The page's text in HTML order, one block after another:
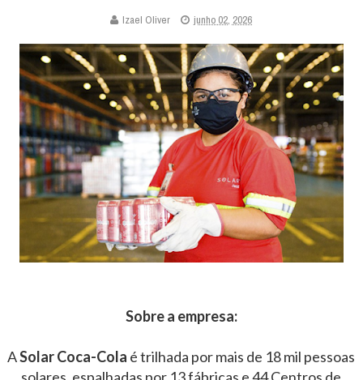
Izael Oliver junho 02, 2026
Sobre a empresa:
ASolar Coca-Cola é trilhada por mais de 18 mil pessoas